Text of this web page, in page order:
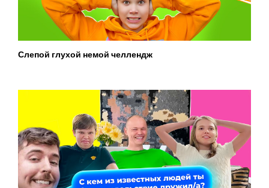
Слепой глухой немой челлендж